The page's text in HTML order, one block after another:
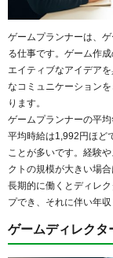
ゲームプランナーは、
る仕事です。ゲーム作
エイティブなアイデア
なコミュニケーション
ります。
ゲームプランナーの平
平均時給は1,992円ほど
ことが多いです。経験
クトの規模が大きい場
長期的に働くとディレ
プでき、それに伴い年収
ゲームディレクタ